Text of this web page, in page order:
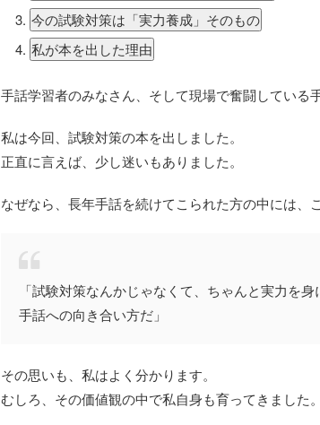
今の試験対策は「実力養成」そのもの
私が本を出した理由
手話学習者のみなさん、そして現場で奮闘している
私は今回、試験対策の本を出しました。
正直に言えば、少し迷いもありました。
なぜなら、長年手話を続けてこられた方の中には、
「試験対策なんかじゃなくて、ちゃんと実力を
手話への向き合い方だ」
その思いも、私はよく分かります。
むしろ、その価値観の中で私自身も育ってきました。